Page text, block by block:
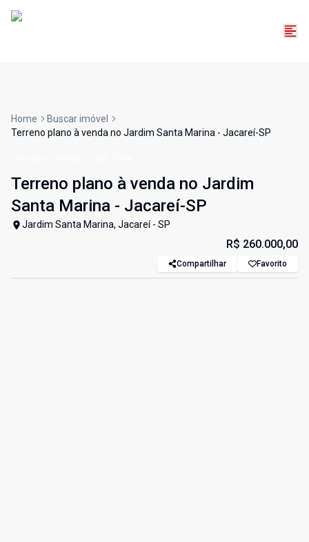
Home
Buscar imóvel
Terreno plano à venda no Jardim Santa Marina - Jacareí-SP
Terreno plano à venda no Jardim
Santa Marina - Jacareí-SP
Jardim Santa Marina, Jacareí - SP
R$ 260.000,00
Compartilhar Favorito